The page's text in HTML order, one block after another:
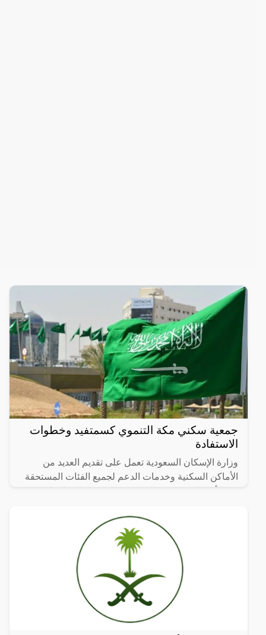
جمعية سكني مكة التنموي كسمتفيد وخطوات
الاستفادة
وزارة الإسكان السعودية تعمل على تقديم العديد من
الأماكن السكنية وخدمات الدعم لجميع الفئات المستحقة